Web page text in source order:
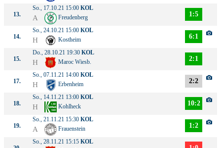
13.
So., 17.10.21 15:00 KOL
A Freudenberg 1:5
14.
So., 24.10.21 15:00 KOL
H Kostheim 6:1
15.
Do., 28.10.21 19:30 KOL
H Maroc Wiesb. 2:1
17.
So., 07.11.21 14:00 KOL
H Erbenheim 2:2
18.
So., 14.11.21 13:00 KOL
H Kohlheck 10:2
19.
So., 21.11.21 15:30 KOL
A Frauenstein 1:2
So., 28.11.21 15:15 KOL